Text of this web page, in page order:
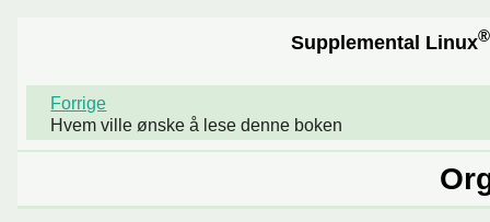
Supplemental Linux®
Forrige
Hvem ville ønske å lese denne boken